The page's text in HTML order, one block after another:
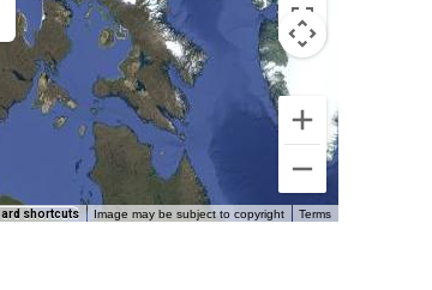
shortcuts Image may be subject to copyright Terms